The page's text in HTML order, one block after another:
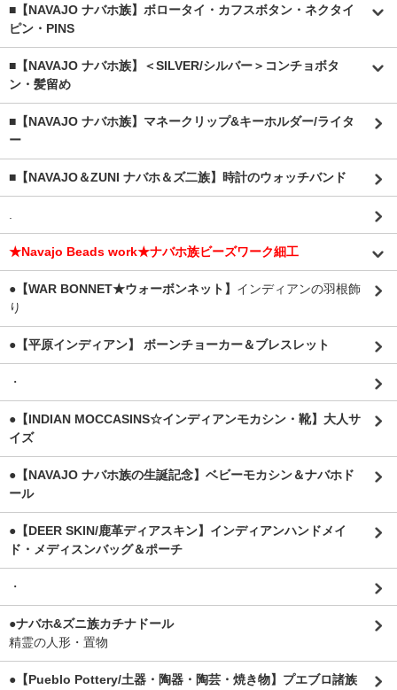
■【NAVAJO ナバホ族】ボロータイ・カフスボタン・ネクタイ
ピン・PINS
■【NAVAJO ナバホ族】＜SILVER/シルバー＞コンチョボタ
ン・髪留め
■【NAVAJO ナバホ族】マネークリップ&キーホルダー/ライタ
ー
■【NAVAJO＆ZUNI ナバホ＆ズ二族】時計のウォッチバンド
.
★Navajo Beads work★ナバホ族ビーズワーク細工
●【WAR BONNET★ウォーボンネット】 インディアンの羽根飾
り
●【平原インディアン】 ボーンチョーカー＆ブレスレット
・
●【INDIAN MOCCASINS☆インディアンモカシン・靴】大人サ
イズ
●【NAVAJO ナバホ族の生誕記念】ベビーモカシン＆ナバホド
ール
●【DEER SKIN/鹿革ディアスキン】インディアンハンドメイ
ド・メディスンバッグ＆ポーチ
・
●ナバホ&ズニ族カチナドール
精霊の人形・置物
●【Pueblo Pottery/土器・陶器・陶芸・焼き物】プエブロ諸族